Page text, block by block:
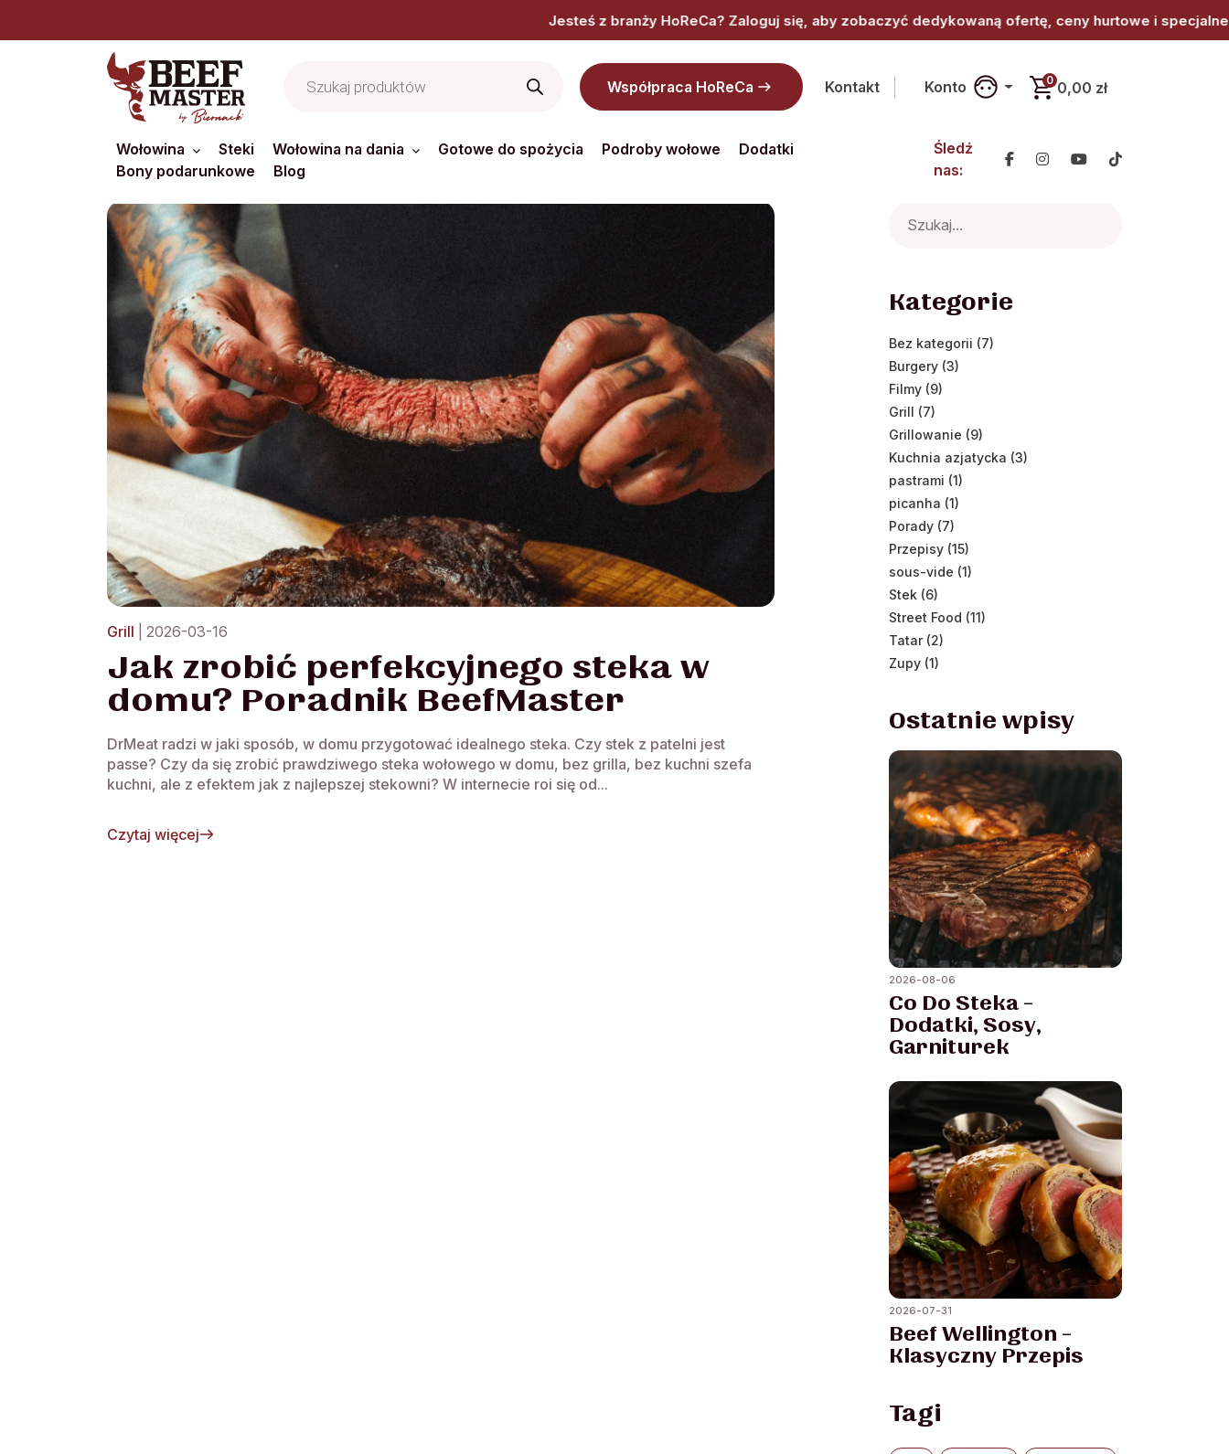
Jesteś z branży HoReCa? Zaloguj się, aby zobaczyć dedykowaną ofertę, ceny hurtowe i specjalne warunki
produktów
Współpraca HoReCa Kontakt Konto 0 0,00 zł
Wołowina Steki Wołowina na dania Gotowe do spożycia Podroby wołowe
Dodatki
Bony podarunkowe
Blog
Śledź
nas:
Grill | 2026-03-16
Jak zrobić perfekcyjnego steka w
domu? Poradnik BeefMaster
DrMeat radzi w jaki sposób, w domu przygotować idealnego steka. Czy stek z patelni jest
passe? Czy da się zrobić prawdziwego steka wołowego w domu, bez grilla, bez kuchni szefa
kuchni, ale z efektem jak z najlepszej stekowni? W internecie roi się od...
Czytaj więcej
for:
Kategorie
Bez kategorii (7)
Burgery (3)
Filmy (9)
Grill (7)
Grillowanie (9)
Kuchnia azjatycka (3)
pastrami (1)
picanha (1)
Porady (7)
Przepisy (15)
sous-vide (1)
Stek (6)
Street Food (11)
Tatar (2)
Zupy (1)
Ostatnie wpisy
2026-08-06
Co Do Steka –
Dodatki, Sosy,
Garniturek
2026-07-31
Beef Wellington –
Klasyczny Przepis
Tagi